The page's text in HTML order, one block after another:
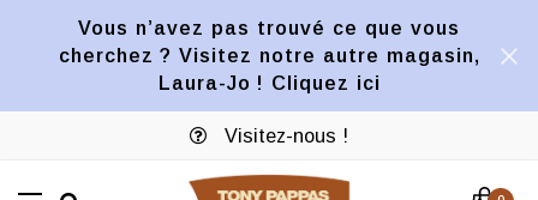
Vous n’avez pas trouvé ce que vous
cherchez ? Visitez notre autre magasin,
Laura-Jo ! Cliquez ici
Visitez-nous !